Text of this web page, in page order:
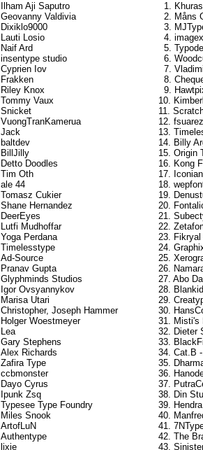
Ilham Aji Saputro
Geovanny Valdivia
Dixiklo9000
Lauti Losio
Naif Ard
insentype studio
Cyprien Iov
Frakken
Riley Knox
Tommy Vaux
Snicket
VuongTranKamerua
Jack
baltdev
BillJilly
Detto Doodles
Tim Oth
ale 44
Tomasz Cukier
Shane Hernandez
DeerEyes
Lutfi Mudhoffar
Yoga Perdana
Timelesstype
Ad-Source
Pranav Gupta
Glyphminds Studios
Igor Ovsyannykov
Marisa Utari
Christopher, Joseph Hammer
Holger Woestmeyer
Lea
Gary Stephens
Alex Richards
Zafira Type
ccbmonster
Dayo Cyrus
Ipunk Zsq
Typesee Type Foundry
Miles Snook
ArtofLuN
Authentype
lixie
1.
2. Måns
3.
4. imagex
5.
6.
7.
8.
9.
10.
11.
12.
13.
14. Billy
15. Origin
16. Kong
17.
18.
19.
20.
21.
22.
23.
24.
25.
26.
27. Abo
28.
29.
30.
31. Misti's
32. Dieter
33.
34. Cat.B
35.
36.
37.
38. Din
39.
40.
41.
42. The
43.